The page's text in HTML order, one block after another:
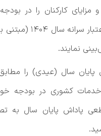
حداکثر معادل اعتبار
خدمات کشوری در بودجه
پاداش پایان سال به